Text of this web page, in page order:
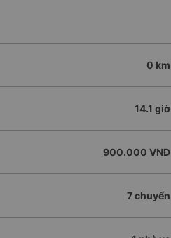
0 km
14.1 giờ
900.000 VNĐ
7 chuyến